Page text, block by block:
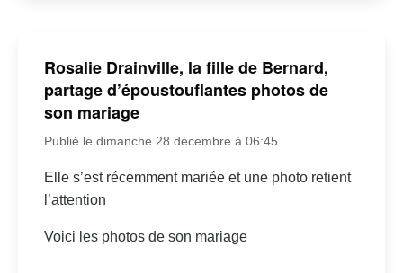
Rosalie Drainville, la fille de Bernard,
partage d’époustouflantes photos de
son mariage
Publié le dimanche 28 décembre à 06:45
Elle s’est récemment mariée et une photo retient
l’attention
Voici les photos de son mariage